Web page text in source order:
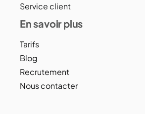
Service client
En savoir plus
Tarifs
Blog
Recrutement
Nous contacter